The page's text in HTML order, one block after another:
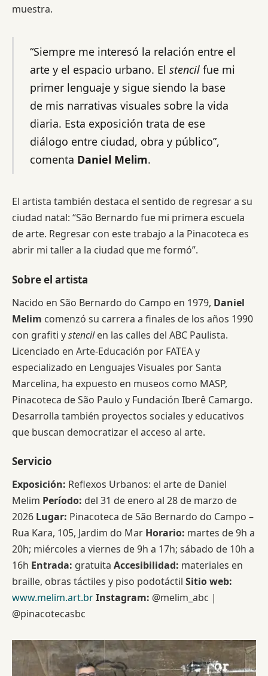
muestra.
“Siempre me interesó la relación entre el
arte y el espacio urbano. El stencilfue mi
primer lenguaje y sigue siendo la base
de mis narrativas visuales sobre la vida
diaria. Esta exposición trata de ese
diálogo entre ciudad, obra y público”,
comenta Daniel Melim.
El artista también destaca el sentido de regresar a su
ciudad natal: “São Bernardo fue mi primera escuela
de arte. Regresar con este trabajo a la Pinacoteca es
abrir mi taller a la ciudad que me formó”.
Sobre el artista
Nacido en São Bernardo do Campo en 1979, Daniel
Melim comenzó su carrera a finales de los años 1990
con grafiti ystencilen las calles del ABC Paulista.
Licenciado en Arte-Educación por FATEA y
especializado en Lenguajes Visuales por Santa
Marcelina, ha expuesto en museos como MASP,
Pinacoteca de São Paulo y Fundación Iberê Camargo.
Desarrolla también proyectos sociales y educativos
que buscan democratizar el acceso al arte.
Servicio
Exposición: Reflexos Urbanos: el arte de Daniel
Melim Período: del 31 de enero al 28 de marzo de
2026 Lugar: Pinacoteca de São Bernardo do Campo –
Rua Kara, 105, Jardim do Mar Horario: martes de 9h a
20h; miércoles a viernes de 9h a 17h; sábado de 10h a
16h Entrada: gratuita Accesibilidad: materiales en
braille, obras táctiles y piso podotáctil Sitio web:
www.melim.art.brInstagram: @melim_abc |
@pinacotecasbc